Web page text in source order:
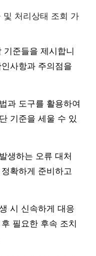
및 처리상태 조회 가
준들을 제시합니
사항과 주의점을
과 도구를 활용하여
기준을 세울 수 있
생하는 오류 대처
확하게 준비하고
시 신속하게 대응
필요한 후속 조치